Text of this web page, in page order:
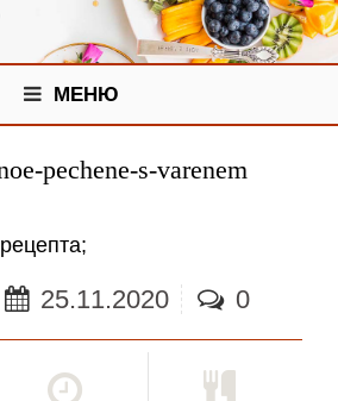
МЕНЮ
pechene-s-varenem
;
25.11.2020 0